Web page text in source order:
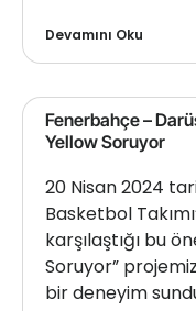
Devamını Oku
Fenerbahçe –
Yellow Soruyor
20 Nisan 2024
Basketbol
karşılaştığı bu
Soruyor”
bir deneyim